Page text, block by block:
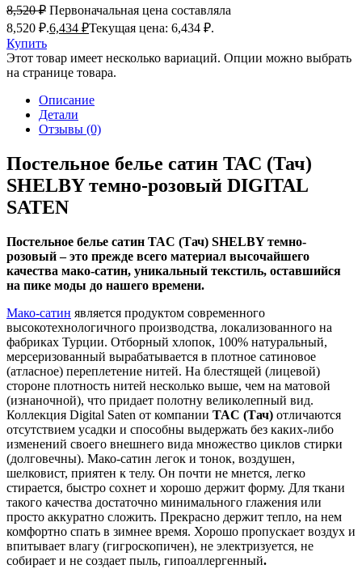
8,520₽ Первоначальная цена составляла
8,520 ₽.6,434 ₽Текущая цена: 6,434 ₽.
Купить
Этот товар имеет несколько вариаций. Опции можно выбрать
на странице товара.
Описание
Детали
Отзывы (0)
Постельное белье сатин TAC (Тач)
SHELBY темно-розовый DIGITAL
SATEN
Постельное белье сатин TAC (Тач) SHELBY темно-
розовый – это прежде всего материал высочайшего
качества мако-сатин, уникальный текстиль, оставшийся
на пике моды до нашего времени.
Мако-сатин является продуктом современного
высокотехнологичного производства, локализованного на
фабриках Турции. Отборный хлопок, 100% натуральный,
мерсеризованный вырабатывается в плотное сатиновое
(атласное) переплетение нитей. На блестящей (лицевой)
стороне плотность нитей несколько выше, чем на матовой
(изнаночной), что придает полотну великолепный вид.
Коллекция Digital Saten от компании TAC (Тач) отличаются
отсутствием усадки и способны выдержать без каких-либо
изменений своего внешнего вида множество циклов стирки
(долговечны). Мако-сатин легок и тонок, воздушен,
шелковист, приятен к телу. Он почти не мнется, легко
стирается, быстро сохнет и хорошо держит форму. Для ткани
такого качества достаточно минимального глажения или
просто аккуратно сложить. Прекрасно держит тепло, на нем
комфортно спать в зимнее время. Хорошо пропускает воздух и
впитывает влагу (гигроскопичен), не электризуется, не
собирает и не создает пыль, гипоаллергенный.